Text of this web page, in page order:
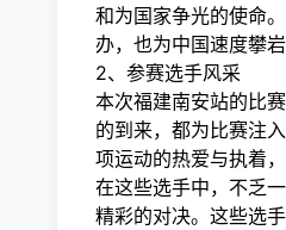
和为国家争光的使命
办，也为中国速度攀
2、参赛选手风采
本次福建南安站的比
的到来，都为比赛注
项运动的热爱与执着
在这些选手中，不乏
精彩的对决。这些选